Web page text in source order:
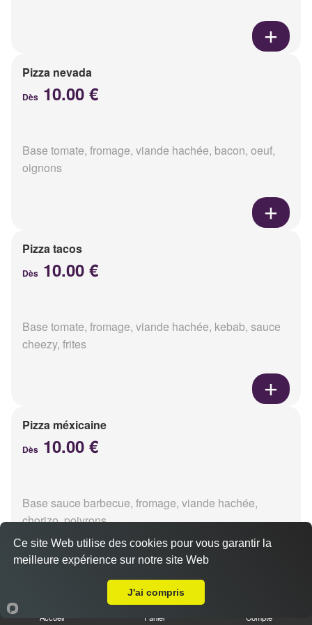
Pizza nevada
Dès 10.00 €
Base tomate, fromage, viande hachée, bacon, oeuf,
oignons
Pizza tacos
Dès 10.00 €
Base tomate, fromage, viande hachée, kebab, sauce
cheezy, frites
Pizza méxicaine
Dès 10.00 €
Base sauce barbecue, fromage, viande hachée,
chorizo, poivrons
Accueil Panier Compte
Ce site Web utilise des cookies pour vous garantir la
meilleure expérience sur notre site Web
J'ai compris